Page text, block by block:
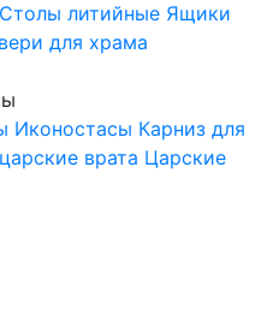
Столы литийные Ящики
для храма
Иконостасы Карниз для
врата Царские